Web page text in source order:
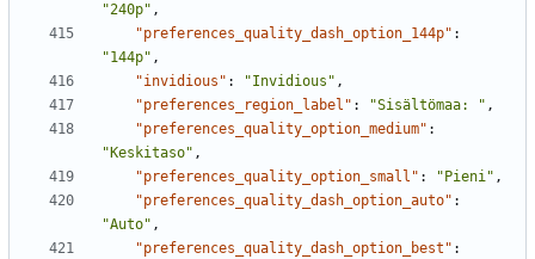
"240p" ,
"preferences_quality_dash_option_144p" :
"144p" ,
"invidious" : "Invidious" ,
"preferences_region_label" : "Sisältömaa: " ,
"preferences_quality_option_medium" :
"Keskitaso" ,
"preferences_quality_option_small" : "Pieni" ,
"preferences_quality_dash_option_auto" :
"Auto" ,
"preferences_quality_dash_option_best" :